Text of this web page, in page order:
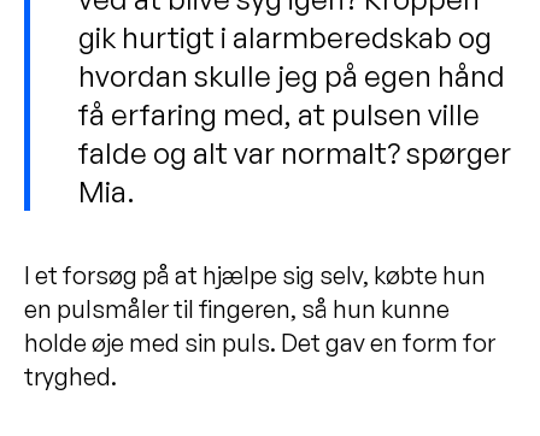
gik hurtigt i alarmberedskab og
hvordan skulle jeg på egen hånd
få erfaring med, at pulsen ville
falde og alt var normalt? spørger
Mia.
I et forsøg på at hjælpe sig selv, købte hun
en pulsmåler til fingeren, så hun kunne
holde øje med sin puls. Det gav en form for
tryghed.